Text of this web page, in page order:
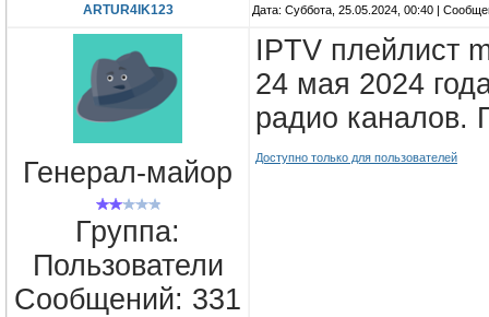
ARTUR4IK123 Дата: Суббота, 25.05.2024, 00:40 |
Генерал-майор
Группа:
Пользователи
Сообщений: 331
IPTV плейлист
24 мая 2024
радио каналов.
Доступно только для пользователей